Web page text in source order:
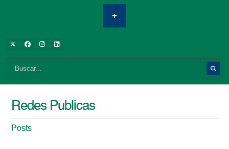
Redes Publicas
Posts